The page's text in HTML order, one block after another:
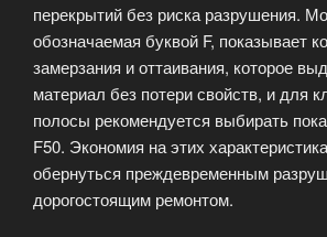
перекрытий без риска разрушения.
обозначаемая буквой F, показывает
замерзания и оттаивания, которое
материал без потери свойств, и для
полосы рекомендуется выбирать
F50. Экономия на этих
обернуться преждевременным
дорогостоящим ремонтом.